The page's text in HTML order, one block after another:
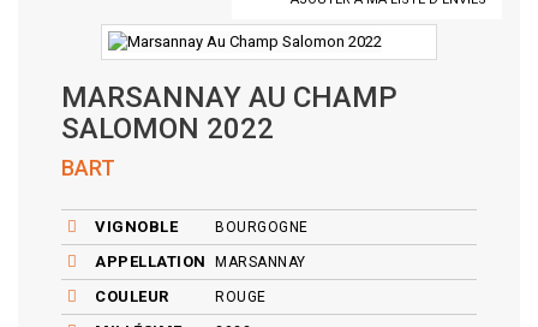
MARSANNAY AU CHAMP
SALOMON 2022
BART
VIGNOBLE BOURGOGNE
APPELLATION MARSANNAY
COULEUR ROUGE